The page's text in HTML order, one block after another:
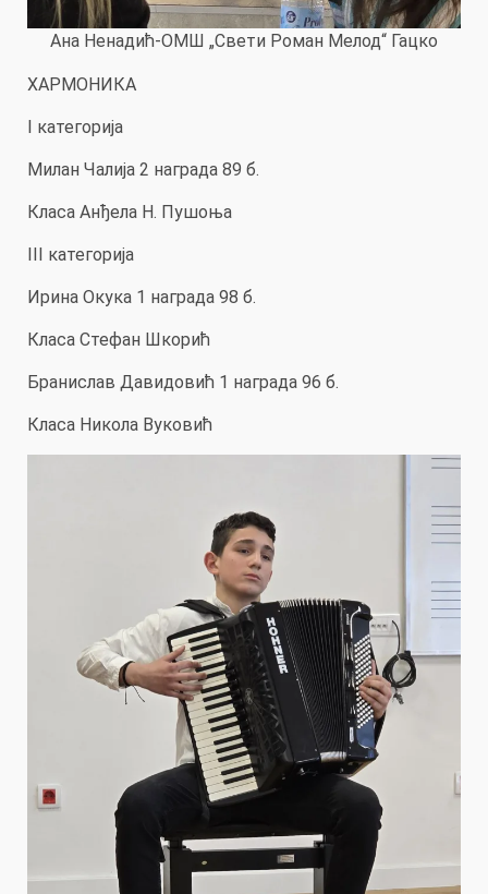
Ана Ненадић-ОМШ „Свети Роман Мелод“ Гацко
ХАРМОНИКА
I категорија
Милан Чалија 2 награда 89 б.
Класа Анђела Н. Пушоња
III категорија
Ирина Окука 1 награда 98 б.
Класа Стефан Шкорић
Бранислав Давидовић 1 награда 96 б.
Класа Никола Вуковић